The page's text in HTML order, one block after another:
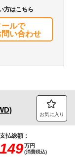
（一部含む）
方はこちら
ールで
問い合わせ
お気に入り
支払総額：
149万円
(消費税込)